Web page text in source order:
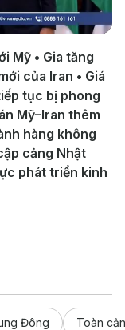
Mỹ • Gia tăng
của Iran • Giá
tục bị phong
Mỹ–Iran thêm
hàng không
cảng Nhật
phát triển kinh
Đông Toàn